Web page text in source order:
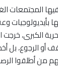
المجتمعات
بأيديولوجيات
الكبرى،
أو الرجوع، بل
من أطلقوا